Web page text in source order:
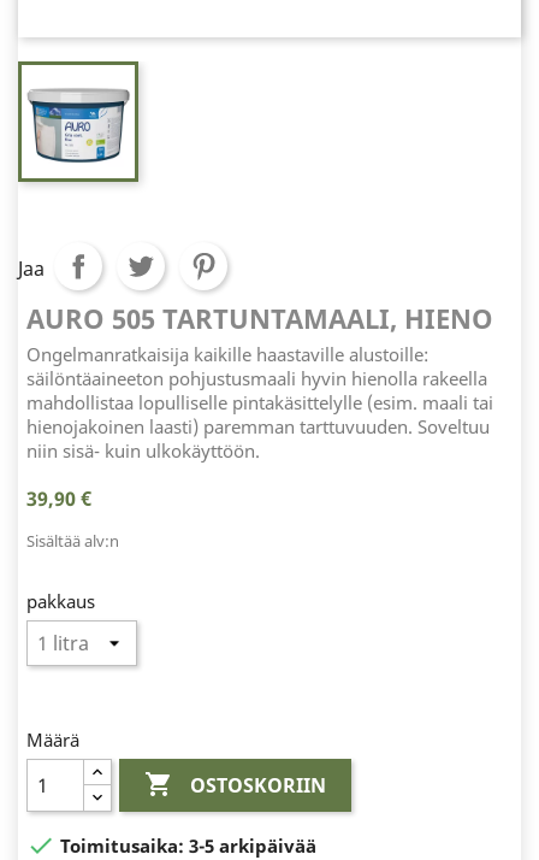
Jaa
AURO 505 TARTUNTAMAALI, HIENO
Ongelmanratkaisija kaikille haastaville alustoille:
säilöntäaineeton pohjustusmaali hyvin hienolla rakeella
mahdollistaa lopulliselle pintakäsittelylle (esim. maali tai
hienojakoinen laasti) paremman tarttuvuuden. Soveltuu
niin sisä- kuin ulkokäyttöön.
39,90 €
Sisältää alv:n
pakkaus
Määrä
 OSTOSKORIIN
 Toimitusaika: 3-5 arkipäivää